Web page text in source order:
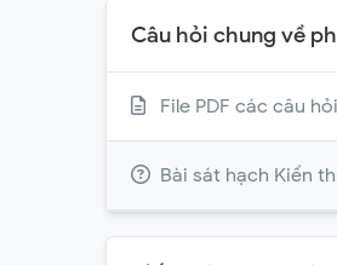
Câu hỏi chung về
File PDF các câu
Bài sát hạch Kiến